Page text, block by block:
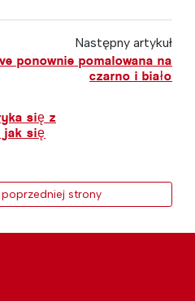
Następny artykuł
ponownie pomalowana na
czarno i biało
się z
jak się
strony